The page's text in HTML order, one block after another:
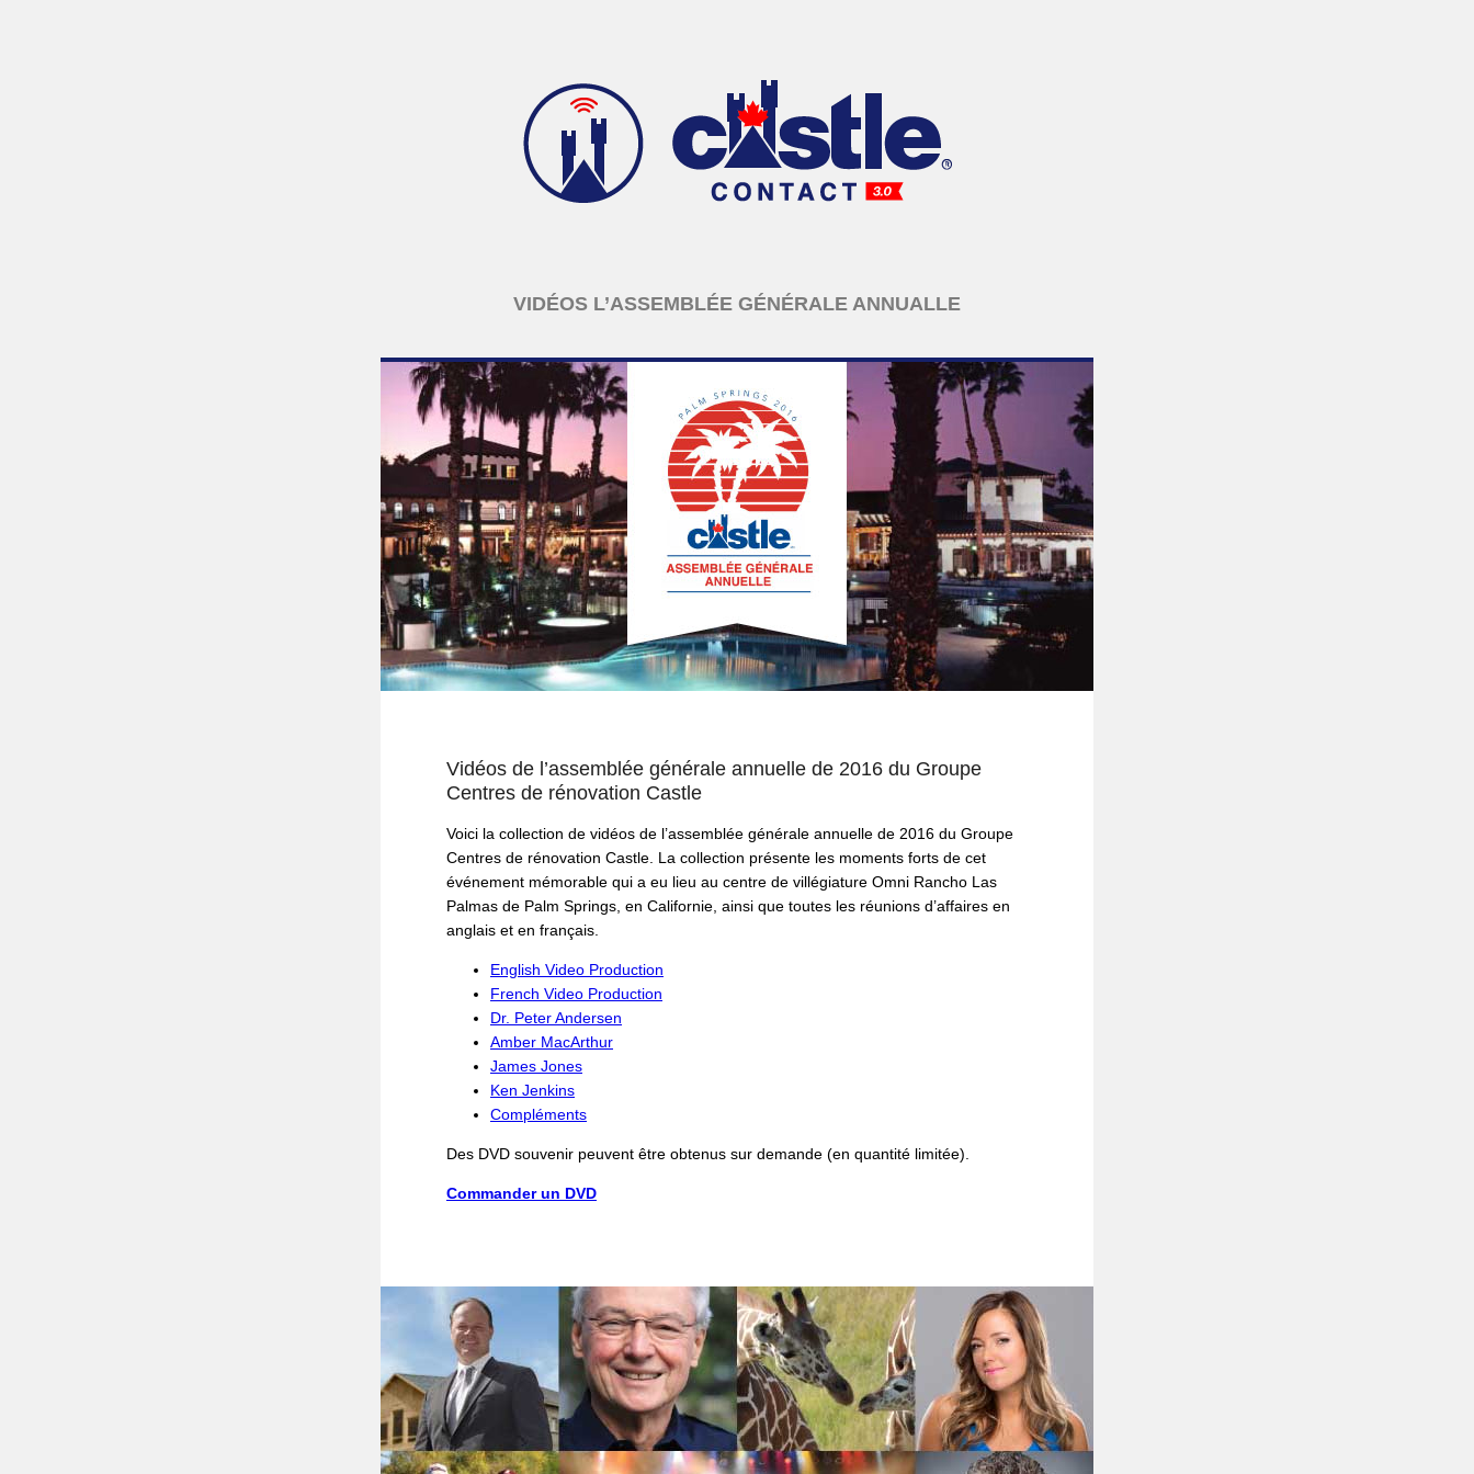
VIDÉOS L’ASSEMBLÉE GÉNÉRALE ANNUALLE
Vidéos de l’assemblée générale annuelle de 2016 du Groupe
Centres de rénovation Castle
Voici la collection de vidéos de l’assemblée générale annuelle de 2016 du Groupe
Centres de rénovation Castle. La collection présente les moments forts de cet
événement mémorable qui a eu lieu au centre de villégiature Omni Rancho Las
Palmas de Palm Springs, en Californie, ainsi que toutes les réunions d’affaires en
anglais et en français.
English Video Production
French Video Production
Dr. Peter Andersen
Amber MacArthur
James Jones
Ken Jenkins
Compléments
Des DVD souvenir peuvent être obtenus sur demande (en quantité limitée).
Commander un DVD